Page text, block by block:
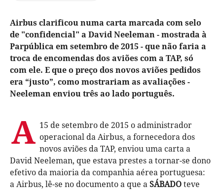
Airbus clarificou numa carta marcada com selo
de "confidencial" a David Neeleman - mostrada à
Parpública em setembro de 2015 - que não faria a
troca de encomendas dos aviões com a TAP, só
com ele. E que o preço dos novos aviões pedidos
era “justo”, como mostrariam as avaliações -
Neeleman enviou três ao lado português.
A 15 de setembro de 2015 o administrador
operacional da Airbus, a fornecedora dos
novos aviões da TAP, enviou uma carta a
David Neeleman, que estava prestes a tornar-se dono
efetivo da maioria da companhia aérea portuguesa:
a Airbus, lê-se no documento a que aSÁBADOteve